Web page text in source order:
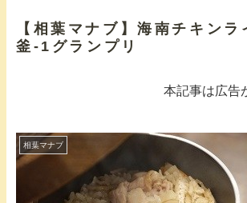
【相葉マナブ】海南チキンラ
釜-1グランプリ
本記事は広告
相葉マナブ